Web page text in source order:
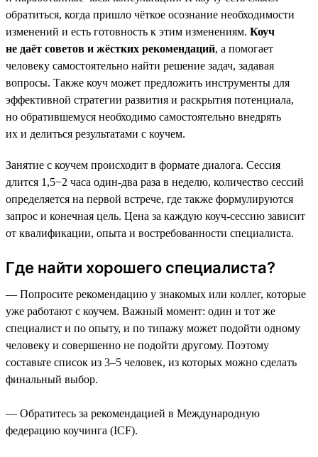
обратиться, когда пришло чёткое осознание необходимости
изменений и есть готовность к этим изменениям. Коуч
не даёт советов и жёстких рекомендаций, а помогает
человеку самостоятельно найти решение задач, задавая
вопросы. Также коуч может предложить инструменты для
эффективной стратегии развития и раскрытия потенциала,
но обратившемуся необходимо самостоятельно внедрять
их и делиться результатами с коучем.
Занятие с коучем происходит в формате диалога. Сессия
длится 1,5−2 часа один-два раза в неделю, количество сессий
определяется на первой встрече, где также формулируются
запрос и конечная цель. Цена за каждую коуч-сессию зависит
от квалификации, опыта и востребованности специалиста.
Где найти хорошего специалиста?
— Попросите рекомендацию у знакомых или коллег, которые
уже работают с коучем. Важный момент: один и тот же
специалист и по опыту, и по типажу может подойти одному
человеку и совершенно не подойти другому. Поэтому
составьте список из 3–5 человек, из которых можно сделать
финальный выбор.
— Обратитесь за рекомендацией в Международную
федерацию коучинга (ICF).